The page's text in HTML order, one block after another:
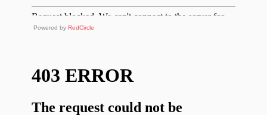
Powered by RedCircle